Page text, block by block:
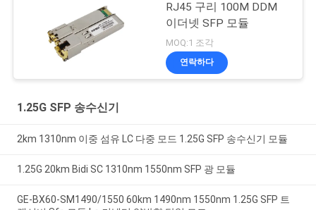
RJ45 구리 100M DDM
이더넷 SFP 모듈
MOQ:1 조각
연락하다
1.25G SFP 송수신기
2km 1310nm 이중 섬유 LC 다중 모드 1.25G SFP 송수신기 모듈
1.25G 20km Bidi SC 1310nm 1550nm SFP 광 모듈
GE-BX60-SM1490/1550 60km 1490nm 1550nm 1.25G SFP 트